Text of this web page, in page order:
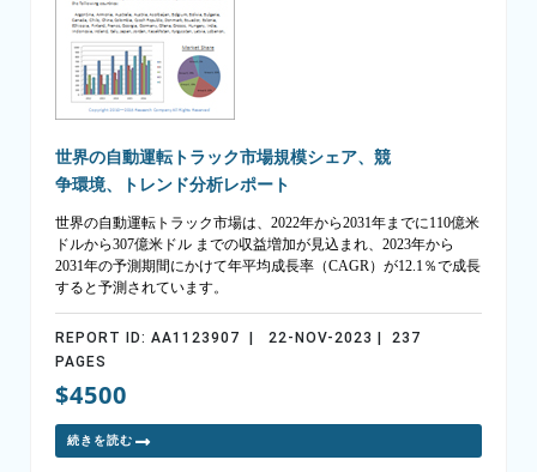
世界の自動運転トラック市場規模シェア、競
争環境、トレンド分析レポート
世界の自動運転トラック市場は、2022年から2031年までに110億米
ドルから307億米ドル までの収益増加が見込まれ、2023年から
2031年の予測期間にかけて年平均成長率（CAGR）が12.1％で成長
すると予測されています。
REPORT ID: AA1123907 | 22-NOV-2023 | 237
PAGES
$4500
続きを読む